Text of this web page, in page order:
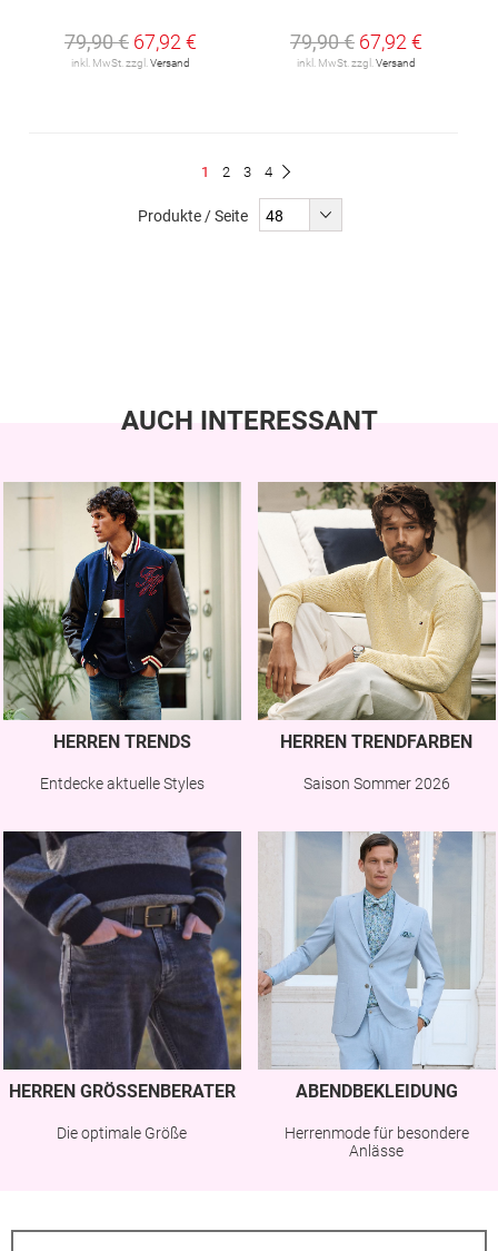
79,90 € 67,92 €
inkl. MwSt. zzgl. Versand
79,90 € 67,92 €
inkl. MwSt. zzgl. Versand
Du
1 Seite
2 Seite
3 Seite
4
Produkte / Seite
AUCH INTERESSANT
HERREN TRENDS
Entdecke aktuelle Styles
HERREN TRENDFARBEN
Saison Sommer 2026
HERREN GRÖSSENBERATER
Die optimale Größe
ABENDBEKLEIDUNG
Herrenmode für besondere
Anlässe